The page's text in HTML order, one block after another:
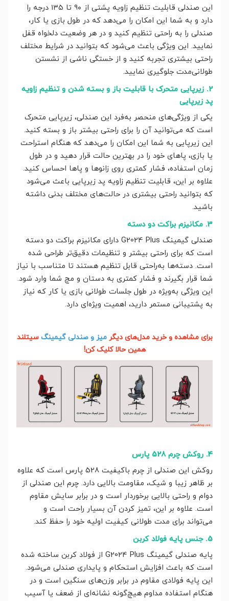
این صندلی قابلیت تنظیم زاویه پشتی از ۹۰ تا ۱۳۵ درجه را
دارد و به شما این امکان را می‌دهد که در طول بازی یا کار،
صندلی را به راحتی تنظیم کنید و در هر وضعیت دلخواه قفل
نمایید. این ویژگی باعث می‌شود که بتوانید در شرایط مختلف
راحتی بیشتری تجربه کنید و از خستگی ناشی از نشستن
طولانی‌مدت جلوگیری نمایید.
2. زیرپایی متحرک با قابلیت باز و بسته شدن و تنظیم زاویه
پد زیرپایی
یکی از ویژگی‌های منحصر به‌فرد این صندلی، زیرپایی متحرک
است که می‌توانید آن را برای راحتی بیشتر باز و بسته کنید.
این زیرپایی به شما این امکان را می‌دهد که هنگام استراحت
یا بازی، پاهای خود را در بهترین حالت قرار دهید و در طول
زمان استفاده، فشار کمتری روی زانوها و پاها احساس کنید.
علاوه بر این، قابلیت تنظیم زاویه پد زیرپایی باعث می‌شود
که بتوانید راحتی بیشتری در حالت‌های مختلف بدنی داشته
باشید.
3. مکانیزم براکت دو دسته
صندلی گیمینگ G2024 Plus دارای مکانیزم براکت دو دسته
است که برای راحتی بیشتر و تنظیمات دقیق‌تر طراحی شده
است. دسته‌ها به‌راحتی قابل تنظیم هستند تا متناسب با نیاز
شما قرار بگیرند و فشار کمتری به دستان و مچ شما وارد شود.
این ویژگی به‌ویژه در طول جلسات طولانی بازی یا کار که نیاز
به پشتیبانی مستمر دارید، اهمیت ویژه‌ای دارد.
برای مشاهده و خرید مدل‌های دیگرمیز و صندلی گیمینگ سیتلند
همین حالا کلیک کن!
4. روکش چرم 528 پارس
روکش این صندلی از چرم باکیفیت 528 پارس است که علاوه
بر ظاهر زیبا و شیک، مقاومت بالایی دارد. چرم این صندلی از
دوام و راحتی بالایی برخوردار است و در برابر سایش مقاوم
است. علاوه بر این، تمیز کردن آن بسیار راحت است و
می‌تواند برای مدت طولانی کیفیت اولیه خود را حفظ کند.
5. جنس پایه فولاد کربن
پایه صندلی گیمینگ G2024 Plus از فولاد کربن ساخته شده
است که باعث افزایش استحکام و پایداری صندلی می‌شود.
این پایه فولادی مقاوم در برابر وزن‌های سنگین است و در
هنگام استفاده مداوم هیچ‌گونه نشانه‌ای از ضعف یا آسیب